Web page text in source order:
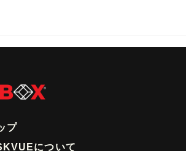
プ
について